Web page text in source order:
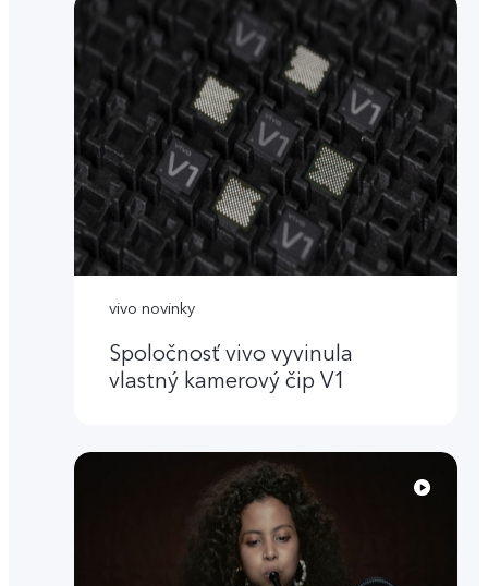
vivo novinky
Spoločnosť vivo vyvinula
vlastný kamerový čip V1